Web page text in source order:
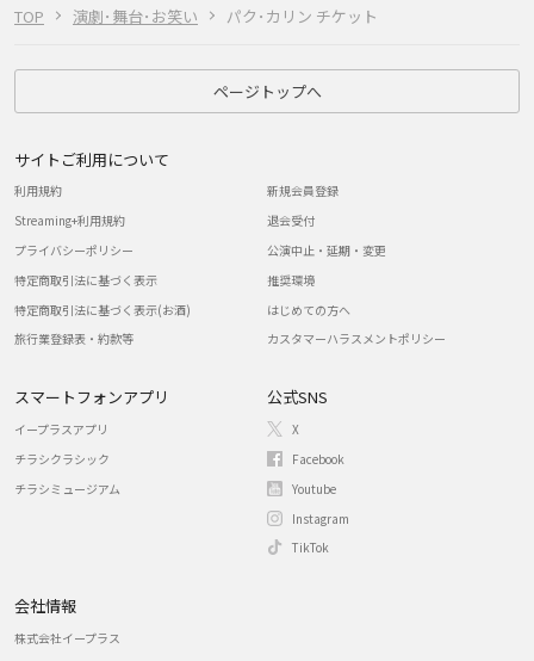
TOP 演劇･舞台･お笑い パク･カリン チケット
ページトップへ
サイトご利用について
利用規約
Streaming+利用規約
プライバシーポリシー
特定商取引法に基づく表示
特定商取引法に基づく表示(お酒)
旅行業登録表・約款等
新規会員登録
退会受付
公演中止・延期・変更
推奨環境
はじめての方へ
カスタマーハラスメントポリシー
スマートフォンアプリ
イープラスアプリ
チラシクラシック
チラシミュージアム
公式SNS
X
Facebook
Youtube
Instagram
TikTok
会社情報
株式会社イープラス